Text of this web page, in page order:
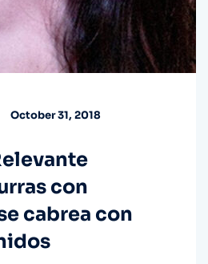
October 31, 2018
con
cabrea con